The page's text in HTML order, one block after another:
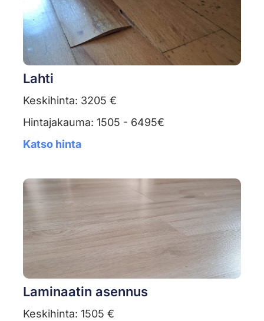
Lahti
Keskihinta: 3205 €
Hintajakauma: 1505 - 6495€
Katso hinta
Laminaatin asennus
Keskihinta: 1505 €